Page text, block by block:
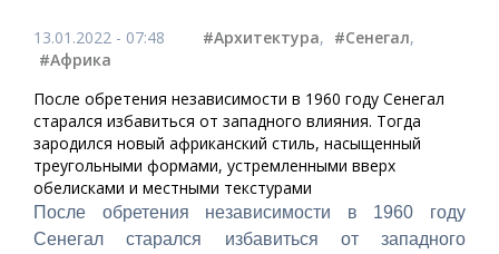
13.01.2022 - 07:48 #Архитектура, #Сенегал,
#Африка
После обретения независимости в 1960 году Сенегал
старался избавиться от западного влияния. Тогда
зародился новый африканский стиль, насыщенный
треугольными формами, устремленными вверх
обелисками и местными текстурами
После обретения независимости в 1960 году
Сенегал старался избавиться от западного